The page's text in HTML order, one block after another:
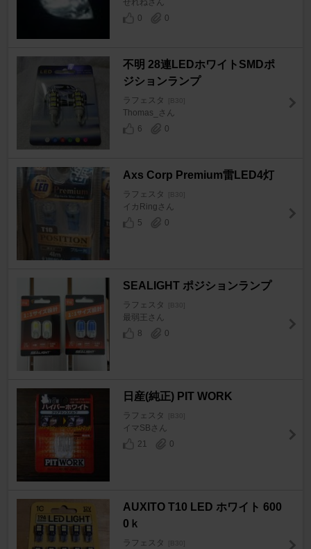
0
0
不明 28連LEDホワイトSMDポ
ジションランプ
ラフェスタ [B30]
Thomas_さん
6
0
Axs Corp Premium雷LED4灯
ラフェスタ [B30]
イカRingさん
5
0
SEALIGHT ポジションランプ
ラフェスタ [B30]
最弱王さん
8
0
日産(純正) PIT WORK
ラフェスタ [B30]
イマSBさん
21
0
AUXITO T10 LED ホワイト 600
0ｋ
ラフェスタ [B30]